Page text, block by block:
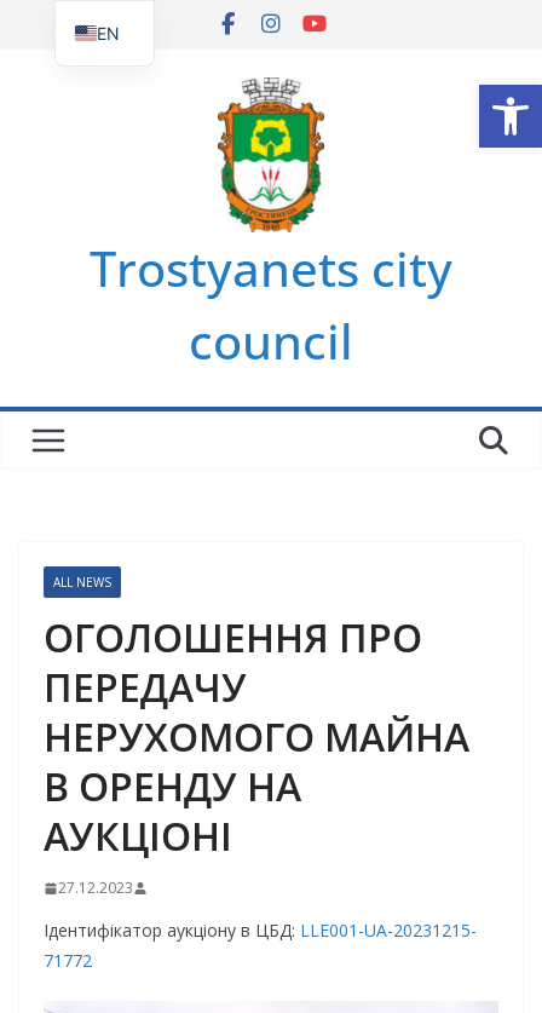
Trostyanets city
council
ALL NEWS
ОГОЛОШЕННЯ ПРО
ПЕРЕДАЧУ
НЕРУХОМОГО МАЙНА
В ОРЕНДУ НА
АУКЦІОНІ
27.12.2023
Ідентифікатор аукціону в ЦБД: LLE001-UA-20231215-
71772
EN